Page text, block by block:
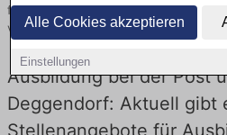
Alle Cookies akzeptieren
Einstellungen
finden Sie von namhaften Firmen.
von Top-Arbeitgebern und bewerben
Ausbildung bei der Post
Deggendorf: Aktuell gibt